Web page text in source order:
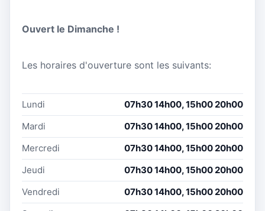
Ouvert le Dimanche !
Les horaires d'ouverture sont les suivants:
Lundi
07h30 14h00, 15h00 20h00
Mardi
07h30 14h00, 15h00 20h00
Mercredi
07h30 14h00, 15h00 20h00
Jeudi
07h30 14h00, 15h00 20h00
Vendredi
07h30 14h00, 15h00 20h00